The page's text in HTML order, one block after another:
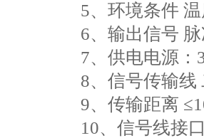
5、环境条件
6、输出信号
7、供电电源：
8、信号传输线
9、传输距离
10、信号线接